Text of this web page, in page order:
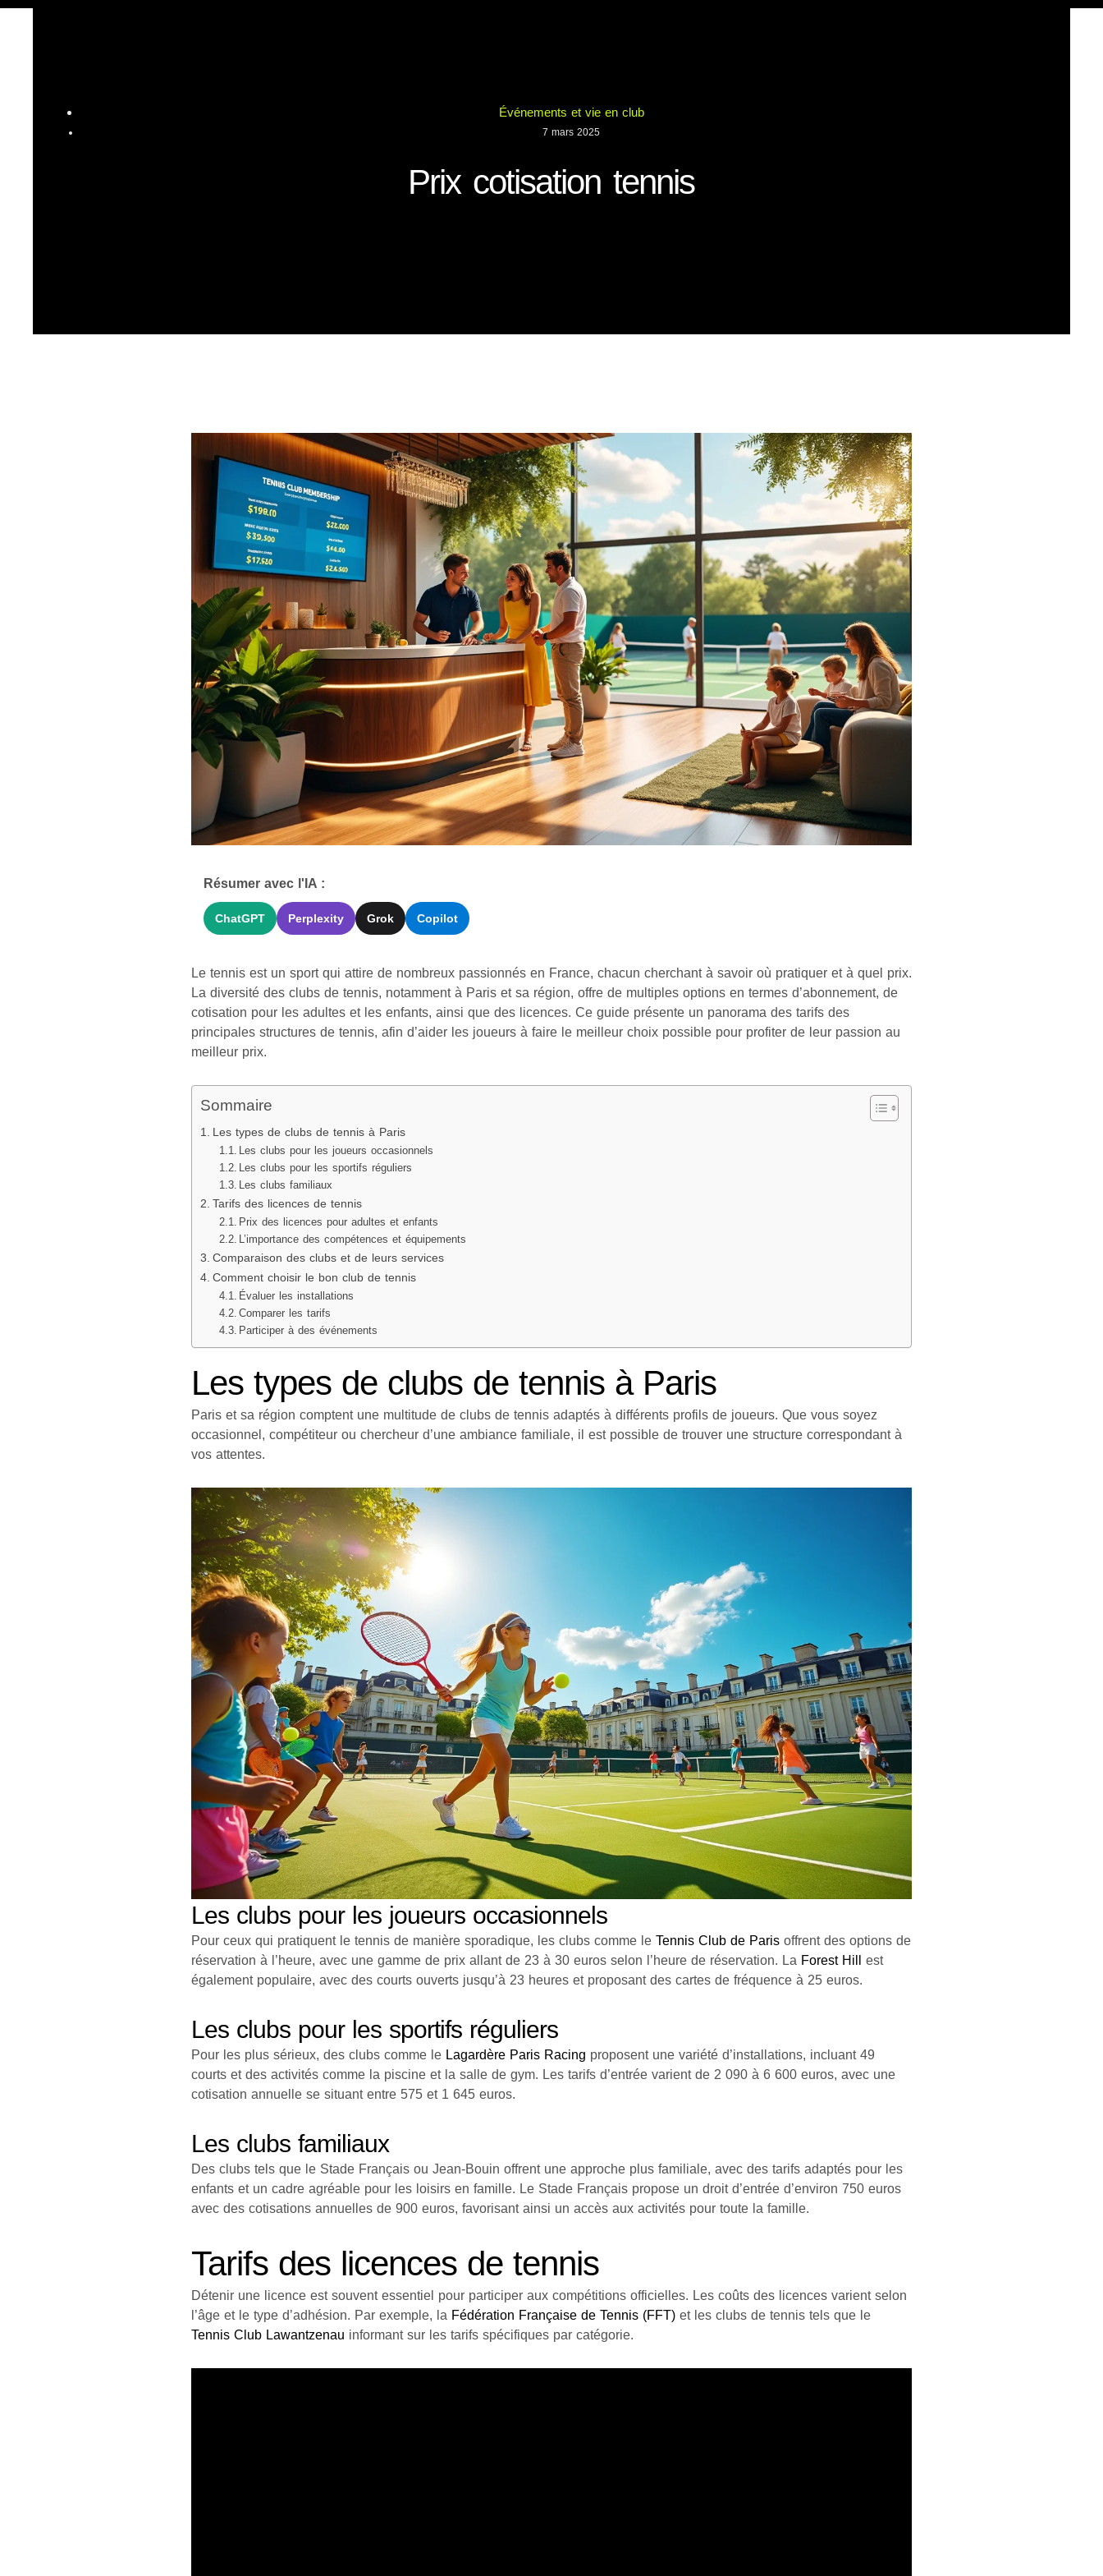
Événements et vie en club
7 mars 2025
Prix cotisation tennis
Résumer avec l'IA :
ChatGPT Perplexity Grok Copilot
Le tennis est un sport qui attire de nombreux passionnés en France, chacun cherchant à savoir où pratiquer et à quel prix.
La diversité des clubs de tennis, notamment à Paris et sa région, offre de multiples options en termes d’abonnement, de
cotisation pour les adultes et les enfants, ainsi que des licences. Ce guide présente un panorama des tarifs des
principales structures de tennis, afin d’aider les joueurs à faire le meilleur choix possible pour profiter de leur passion au
meilleur prix.
Sommaire
Les types de clubs de tennis à Paris
Les clubs pour les joueurs occasionnels
Les clubs pour les sportifs réguliers
Les clubs familiaux
Tarifs des licences de tennis
Prix des licences pour adultes et enfants
L’importance des compétences et équipements
Comparaison des clubs et de leurs services
Comment choisir le bon club de tennis
Évaluer les installations
Comparer les tarifs
Participer à des événements
Les types de clubs de tennis à Paris
Paris et sa région comptent une multitude de clubs de tennis adaptés à différents profils de joueurs. Que vous soyez
occasionnel, compétiteur ou chercheur d’une ambiance familiale, il est possible de trouver une structure correspondant à
vos attentes.
Les clubs pour les joueurs occasionnels
Pour ceux qui pratiquent le tennis de manière sporadique, les clubs comme le Tennis Club de Paris offrent des options de
réservation à l’heure, avec une gamme de prix allant de 23 à 30 euros selon l’heure de réservation. La Forest Hill
est
également populaire, avec des courts ouverts jusqu’à 23 heures et proposant des cartes de fréquence à 25 euros.
Les clubs pour les sportifs réguliers
Pour les plus sérieux, des clubs comme le Lagardère Paris Racing proposent une variété d’installations, incluant 49
courts et des activités comme la piscine et la salle de gym. Les tarifs d’entrée varient de 2 090 à 6 600 euros, avec une
cotisation annuelle se situant entre 575 et 1 645 euros.
Les clubs familiaux
Des clubs tels que le Stade Français ou Jean-Bouin offrent une approche plus familiale, avec des tarifs adaptés pour les
enfants et un cadre agréable pour les loisirs en famille. Le Stade Français propose un droit d’entrée d’environ 750 euros
avec des cotisations annuelles de 900 euros, favorisant ainsi un accès aux activités pour toute la famille.
Tarifs des licences de tennis
Détenir une licence est souvent essentiel pour participer aux compétitions officielles. Les coûts des licences varient selon
l’âge et le type d’adhésion. Par exemple, la Fédération Française de Tennis (FFT) et les clubs de tennis tels que le
Tennis Club Lawantzenau informant sur les tarifs spécifiques par catégorie.